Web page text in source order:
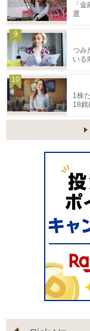
「
選
9
つみ
いる
10
1株
18銘